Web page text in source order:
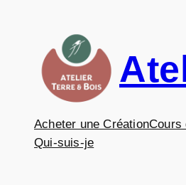
contenu
Acheter une CréationCours
Qui-suis-je